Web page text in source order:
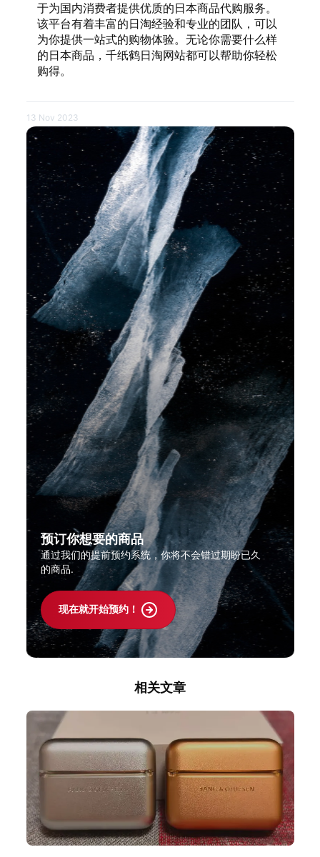
于为国内消费者提供优质的日本商品代购服务。
该平台有着丰富的日淘经验和专业的团队，可以
为你提供一站式的购物体验。无论你需要什么样
的日本商品，千纸鹤日淘网站都可以帮助你轻松
购得。
13 Nov 2023
预订你想要的商品
通过我们的提前预约系统，你将不会错过期盼已久
的商品.
现在就开始预约！
相关文章